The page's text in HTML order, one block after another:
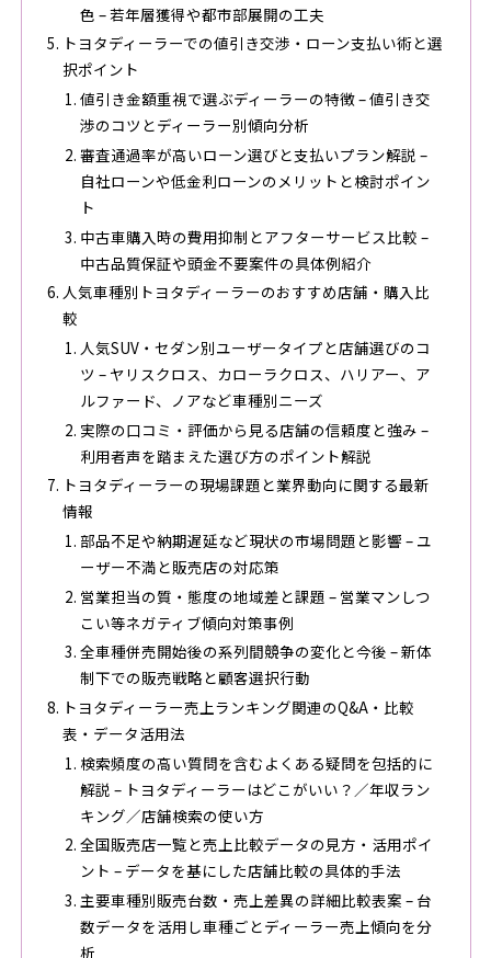
色 – 若年層獲得や都市部展開の工夫
トヨタディーラーでの値引き交渉・ローン支払い術と選
択ポイント
値引き金額重視で選ぶディーラーの特徴 – 値引き交
渉のコツとディーラー別傾向分析
審査通過率が高いローン選びと支払いプラン解説 –
自社ローンや低金利ローンのメリットと検討ポイン
ト
中古車購入時の費用抑制とアフターサービス比較 –
中古品質保証や頭金不要案件の具体例紹介
人気車種別トヨタディーラーのおすすめ店舗・購入比
較
人気SUV・セダン別ユーザータイプと店舗選びのコ
ツ – ヤリスクロス、カローラクロス、ハリアー、ア
ルファード、ノアなど車種別ニーズ
実際の口コミ・評価から見る店舗の信頼度と強み –
利用者声を踏まえた選び方のポイント解説
トヨタディーラーの現場課題と業界動向に関する最新
情報
部品不足や納期遅延など現状の市場問題と影響 – ユ
ーザー不満と販売店の対応策
営業担当の質・態度の地域差と課題 – 営業マンしつ
こい等ネガティブ傾向対策事例
全車種併売開始後の系列間競争の変化と今後 – 新体
制下での販売戦略と顧客選択行動
トヨタディーラー売上ランキング関連のQ&A・比較
表・データ活用法
検索頻度の高い質問を含むよくある疑問を包括的に
解説 – トヨタディーラーはどこがいい？／年収ラン
キング／店舗検索の使い方
全国販売店一覧と売上比較データの見方・活用ポイ
ント – データを基にした店舗比較の具体的手法
主要車種別販売台数・売上差異の詳細比較表案 – 台
数データを活用し車種ごとディーラー売上傾向を分
析